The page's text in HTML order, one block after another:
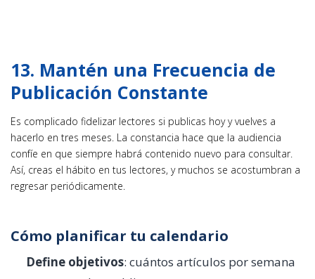
13. Mantén una Frecuencia de
Publicación Constante
Es complicado fidelizar lectores si publicas hoy y vuelves a
hacerlo en tres meses. La constancia hace que la audiencia
confíe en que siempre habrá contenido nuevo para consultar.
Así, creas el hábito en tus lectores, y muchos se acostumbran a
regresar periódicamente.
Cómo planificar tu calendario
Define objetivos: cuántos artículos por semana